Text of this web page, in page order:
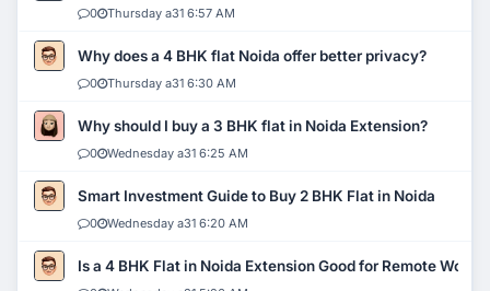
0 Thursday a31 6:57 AM
Why does a 4 BHK flat Noida offer better privacy?
0 Thursday a31 6:30 AM
Why should I buy a 3 BHK flat in Noida Extension?
0 Wednesday a31 6:25 AM
Smart Investment Guide to Buy 2 BHK Flat in Noida
0 Wednesday a31 6:20 AM
Is a 4 BHK Flat in Noida Extension Good for Remote Work?